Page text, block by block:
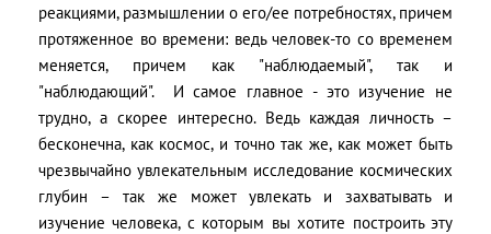
реакциями, размышлении о его/ее потребностях, причем
протяженное во времени: ведь человек-то со временем
меняется, причем как "наблюдаемый", так и
"наблюдающий". И самое главное - это изучение не
трудно, а скорее интересно. Ведь каждая личность –
бесконечна, как космос, и точно так же, как может быть
чрезвычайно увлекательным исследование космических
глубин – так же может увлекать и захватывать и
изучение человека, с которым вы хотите построить эту